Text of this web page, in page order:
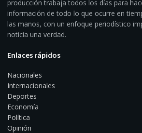
producción trabaja todos los días para
información de todo lo que ocurre en
las manos, con un enfoque periodístico
noticia una verdad.
Enlaces rápidos
Nacionales
Internacionales
Deportes
Economía
Política
Opinión